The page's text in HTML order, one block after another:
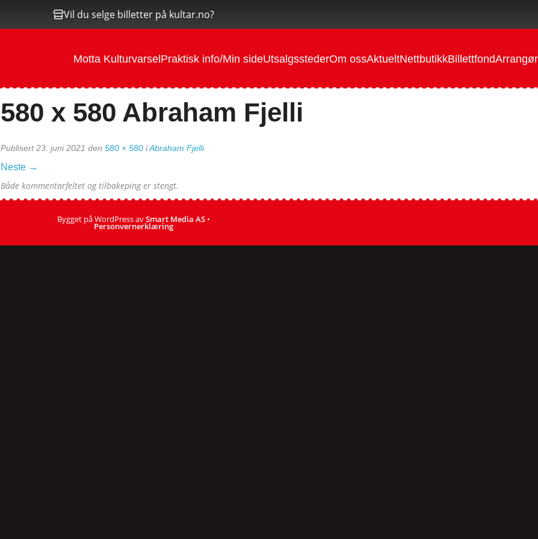
Vil du selge billetter på kultar.no?
Motta KulturvarselPraktisk info/Min sideUtsalgsstederOm ossAktueltNettbutikkBillettfondArrangør
580 x 580 Abraham Fjelli
Publisert23. juni 2021 den 580 × 580 iAbraham Fjelli
Neste →
Både kommentarfeltet og tilbakeping er stengt.
Bygget på WordPress avSmart Media AS •
Personvernerklæring